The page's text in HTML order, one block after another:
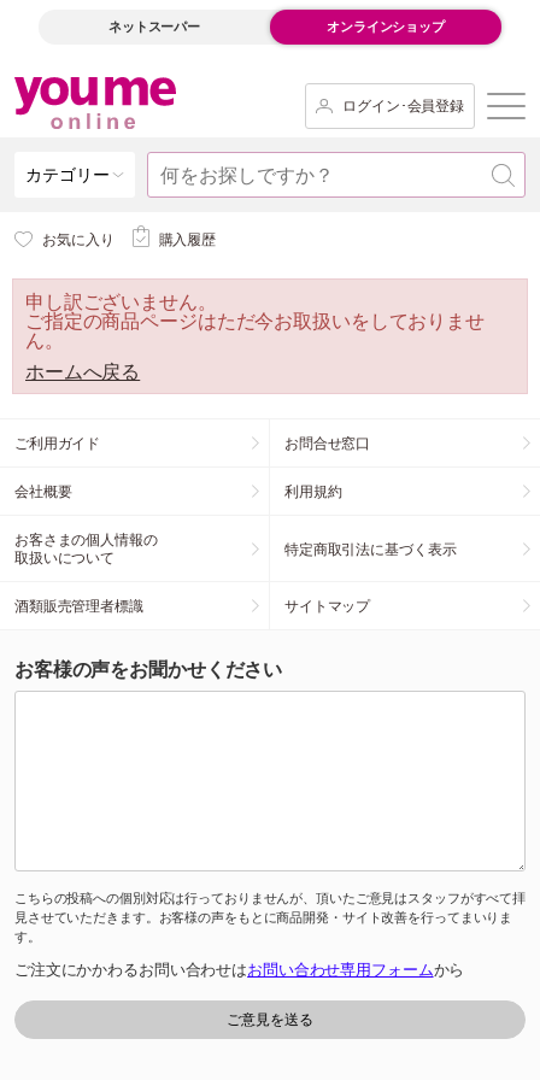
ネットスーパー オンラインショップ
ログイン･会員登録
カテゴリー
お気に入り 購入履歴
申し訳ございません。
ご指定の商品ページはただ今お取扱いをしておりませ
ん。
ホームへ戻る
ご利用ガイド お問合せ窓口
会社概要 利用規約
お客さまの個人情報の
取扱いについて
特定商取引法に基づく表示
酒類販売管理者標識 サイトマップ
お客様の声をお聞かせください
こちらの投稿への個別対応は行っておりませんが、頂いたご意見はスタッフがすべて拝
見させていただきます。お客様の声をもとに商品開発・サイト改善を行ってまいりま
す。
ご注文にかかわるお問い合わせはお問い合わせ専用フォームから